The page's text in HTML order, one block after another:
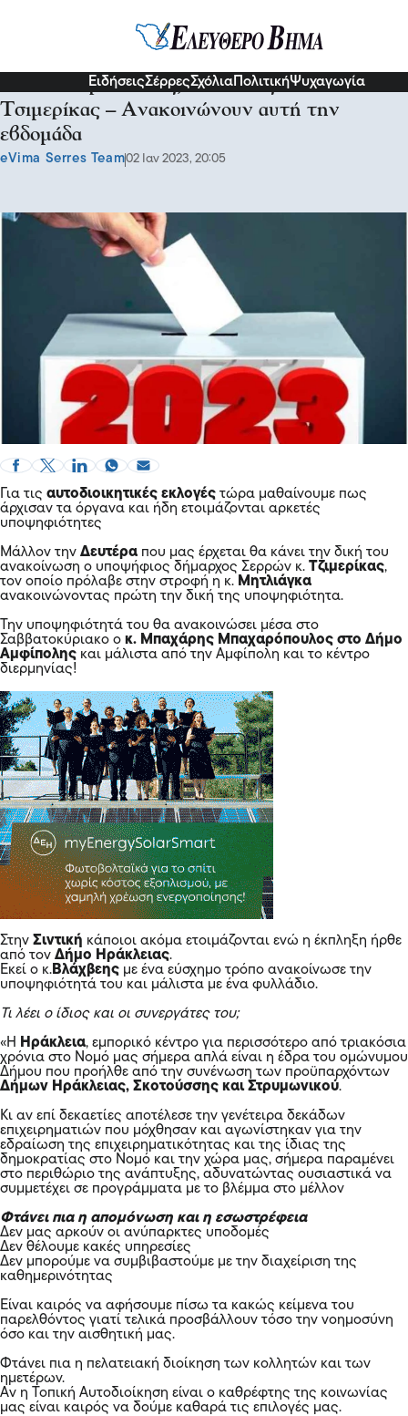
ΕιδήσειςΣέρρεςΣχόλια ΠολιτικήΨυχαγωγία
Οι Μπαχαρόπουλος, Βλάχβεης και
Τσιμερίκας – Ανακοινώνουν αυτή την
εβδομάδα
eVima Serres Team02 Ιαν 2023, 20:05
Για τις αυτοδιοικητικές εκλογές τώρα μαθαίνουμε πως
άρχισαν τα όργανα και ήδη ετοιμάζονται αρκετές
υποψηφιότητες
Μάλλον την Δευτέρα που μας έρχεται θα κάνει την δική του
ανακοίνωση ο υποψήφιος δήμαρχος Σερρών κ. Τζιμερίκας,
τον οποίο πρόλαβε στην στροφή η κ. Μητλιάγκα
ανακοινώνοντας πρώτη την δική της υποψηφιότητα.
Την υποψηφιότητά του θα ανακοινώσει μέσα στο
Σαββατοκύριακο ο κ. Μπαχάρης Μπαχαρόπουλος στο Δήμο
Αμφίπολης και μάλιστα από την Αμφίπολη και το κέντρο
διερμηνίας!
Στην Σιντική κάποιοι ακόμα ετοιμάζονται ενώ η έκπληξη ήρθε
από τον Δήμο Ηράκλειας.
Εκεί ο κ.Βλάχβεης με ένα εύσχημο τρόπο ανακοίνωσε την
υποψηφιότητά του και μάλιστα με ένα φυλλάδιο.
Τι λέει ο ίδιος και οι συνεργάτες του;
«Η Ηράκλεια, εμπορικό κέντρο για περισσότερο από τριακόσια
χρόνια στο Νομό μας σήμερα απλά είναι η έδρα του ομώνυμου
Δήμου που προήλθε από την συνένωση των προϋπαρχόντων
Δήμων Ηράκλειας, Σκοτούσσης και Στρυμωνικού.
Κι αν επί δεκαετίες αποτέλεσε την γενέτειρα δεκάδων
επιχειρηματιών που μόχθησαν και αγωνίστηκαν για την
εδραίωση της επιχειρηματικότητας και της ίδιας της
δημοκρατίας στο Νομό και την χώρα μας, σήμερα παραμένει
στο περιθώριο της ανάπτυξης, αδυνατώντας ουσιαστικά να
συμμετέχει σε προγράμματα με το βλέμμα στο μέλλον
Φτάνει πια η απομόνωση και η εσωστρέφεια
Δεν μας αρκούν οι ανύπαρκτες υποδομές
Δεν θέλουμε κακές υπηρεσίες
Δεν μπορούμε να συμβιβαστούμε με την διαχείριση της
καθημερινότητας
Είναι καιρός να αφήσουμε πίσω τα κακώς κείμενα του
παρελθόντος γιατί τελικά προσβάλλουν τόσο την νοημοσύνη
όσο και την αισθητική μας.
Φτάνει πια η πελατειακή διοίκηση των κολλητών και των
ημετέρων.
Αν η Τοπική Αυτοδιοίκηση είναι ο καθρέφτης της κοινωνίας
μας είναι καιρός να δούμε καθαρά τις επιλογές μας.